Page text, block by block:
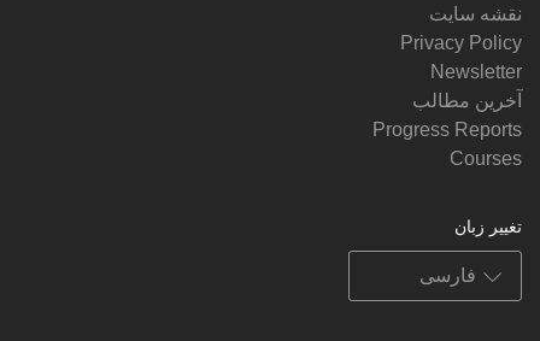
نقشه سایت
Privacy Policy
Newsletter
آخرین مطالب
Progress Reports
Courses
تغییر زبان